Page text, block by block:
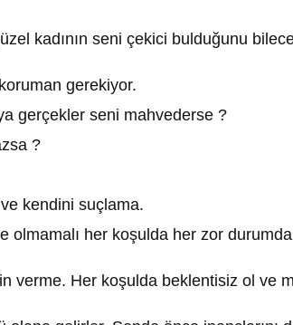
kadının seni çekici bulduğunu
gerekiyor.
gerçekler seni mahvederse ?
?
kendini suçlama.
olmamalı her koşulda her zor
verme. Her koşulda beklentisiz ol ve